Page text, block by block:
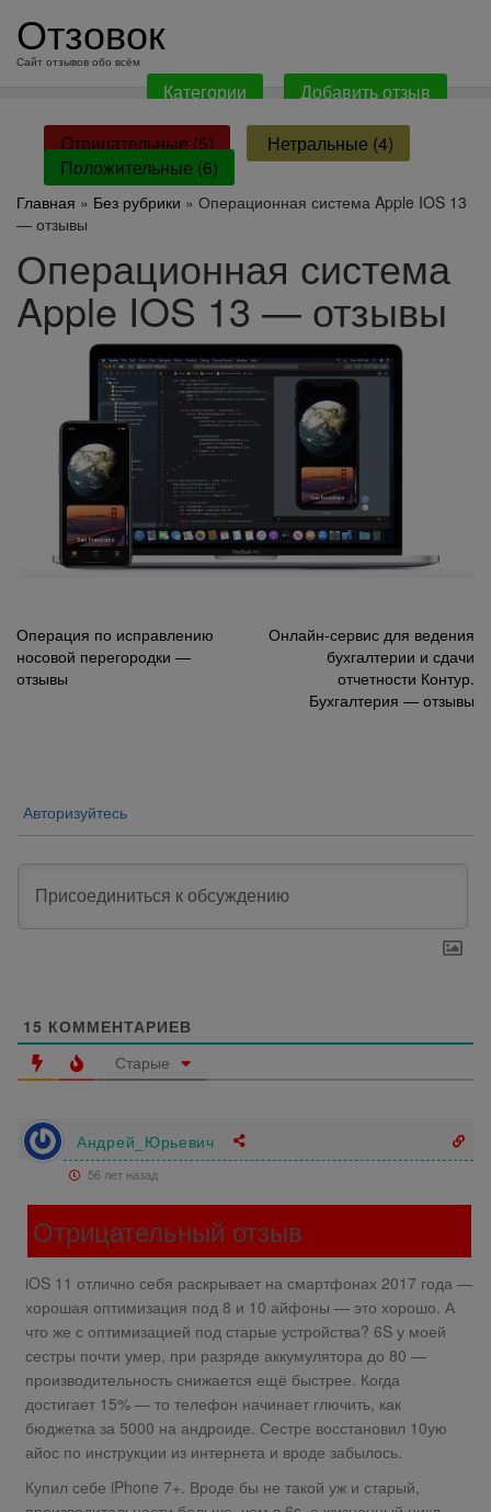
содержанию
Отзовок
Сайт отзывов обо всём
Категории Добавить отзыв
Отрицательные (5)
Нетральные (4)
Положительные (6)
Главная » Без рубрики » Операционная система Apple IOS 13
— отзывы
Операционная система
Apple IOS 13 — отзывы
Навигация
по
Операция по исправлению
носовой перегородки —
отзывы
Онлайн-сервис для ведения
бухгалтерии и сдачи
отчетности Контур.
Бухгалтерия — отзывы
Авторизуйтесь
15 КОММЕНТАРИЕВ
Старые
Андрей_Юрьевич
56 лет назад
Отрицательный отзыв
iOS 11 отлично себя раскрывает на смартфонах 2017 года —
хорошая оптимизация под 8 и 10 айфоны — это хорошо. А
что же с оптимизацией под старые устройства? 6S у моей
сестры почти умер, при разряде аккумулятора до 80 —
производительность снижается ещё быстрее. Когда
достигает 15% — то телефон начинает глючить, как
бюджетка за 5000 на андроиде. Сестре восстановил 10ую
айос по инструкции из интернета и вроде забылось.
Купил себе iPhone 7+. Вроде бы не такой уж и старый,